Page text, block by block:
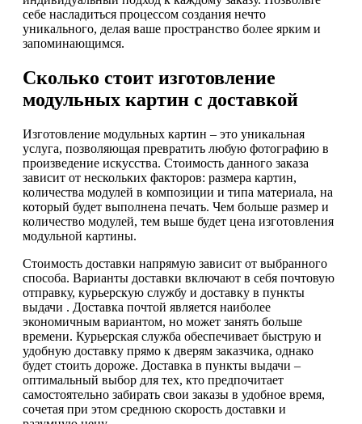
себе насладиться процессом создания нечто
уникального, делая ваше пространство более ярким и
запоминающимся.
Сколько стоит изготовление
модульных картин с доставкой
Изготовление модульных картин – это уникальная
услуга, позволяющая превратить любую фотографию в
произведение искусства. Стоимость данного заказа
зависит от нескольких факторов: размера картин,
количества модулей в композиции и типа материала, на
который будет выполнена печать. Чем больше размер и
количество модулей, тем выше будет цена изготовления
модульной картины.
Стоимость доставки напрямую зависит от выбранного
способа. Варианты доставки включают в себя почтовую
отправку, курьерскую службу и доставку в пункты
выдачи . Доставка почтой является наиболее
экономичным вариантом, но может занять больше
времени. Курьерская служба обеспечивает быструю и
удобную доставку прямо к дверям заказчика, однако
будет стоить дороже. Доставка в пункты выдачи –
оптимальный выбор для тех, кто предпочитает
самостоятельно забирать свои заказы в удобное время,
сочетая при этом среднюю скорость доставки и